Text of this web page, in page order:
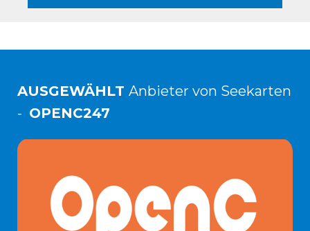
AUSGEWÄHLT Anbieter von Seekarten
- OPENC247